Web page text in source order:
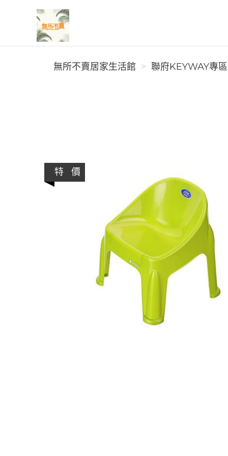
無所不賣居家生活館
無所不賣居家生活館
聯府KEYWAY專區
特 價